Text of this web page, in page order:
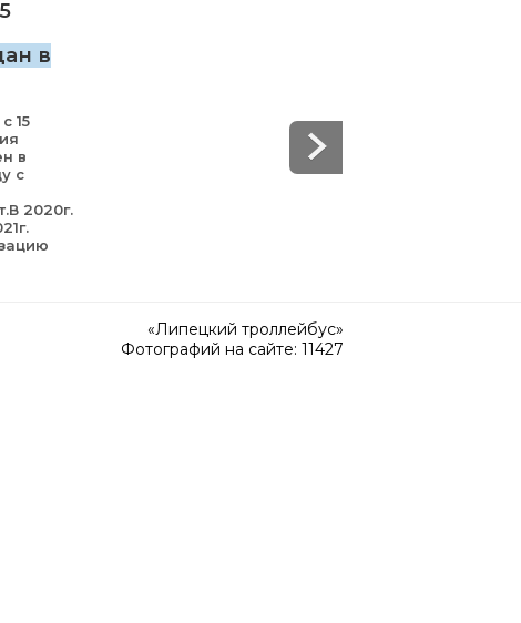
в
15
в
с
2020г.
«Липецкий троллейбус»
Фотографий на сайте: 11427